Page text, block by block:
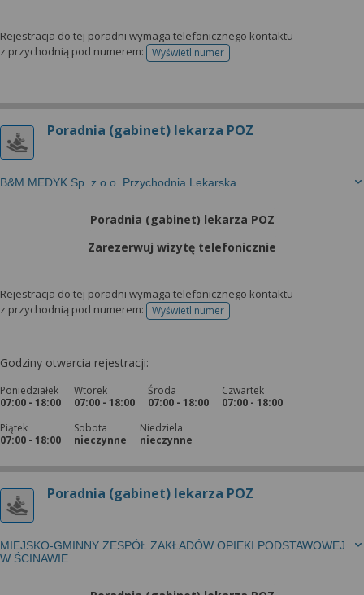
Rejestracja do tej poradni wymaga telefonicznego kontaktu
z przychodnią pod numerem:
Wyświetl numertelefonu do rejestracji
Poradnia (gabinet) lekarza POZ
B&M MEDYK Sp. z o.o. Przychodnia Lekarska
Poradnia (gabinet) lekarza POZ
Zarezerwuj wizytę telefonicznie
Rejestracja do tej poradni wymaga telefonicznego kontaktu
z przychodnią pod numerem:
Wyświetl numertelefonu do rejestracji
Godziny otwarcia rejestracji:
Poniedziałek
07:00 - 18:00
Wtorek
07:00 - 18:00
Środa
07:00 - 18:00
Czwartek
07:00 - 18:00
Piątek
07:00 - 18:00
Sobota
nieczynne
Niedziela
nieczynne
Poradnia (gabinet) lekarza POZ
MIEJSKO-GMINNY ZESPÓŁ ZAKŁADÓW OPIEKI PODSTAWOWEJ
W ŚCINAWIE